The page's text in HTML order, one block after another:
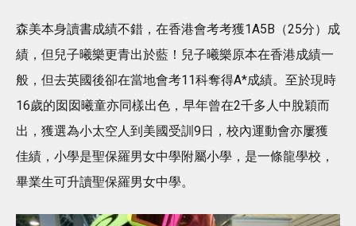
森美本身讀書成績不錯，在香港會考考獲1A5B（25分）成
績，但兒子曦樂更青出於藍！兒子曦樂原本在香港成績一
般，但去英國後卻在當地會考11科奪得A*成績。至於現時
16歲的囡囡曦童亦同樣出色，早年曾在2千多人中脫穎而
出，獲選為小太空人到美國受訓9日，校內運動會亦屢獲
佳績，小學是聖保羅男女中學附屬小學，是一條龍學校，
畢業生可升讀聖保羅男女中學。